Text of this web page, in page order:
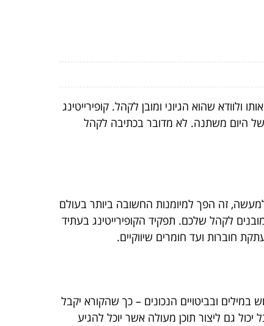
שהוא הגיוני ומובן לקהל. קופירייטינג
של היום משתנה. לא מדובר בכתיבה לקהל
זה הפך למיומנות החשובה ביותר בעולם
לקהל שלכם. תפקיד הקופירייטינג בעתיד
חוברות ועד חומרים שיווקיים.
במילים ובביטויים הנכונים – כך שהקורא יקבל
גם ליצור תוכן מעולה אשר יוכל להגיע